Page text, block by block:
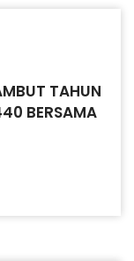
TAHUN
BERSAMA